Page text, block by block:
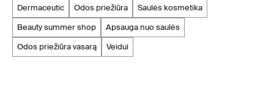
dermaceutic odos priežiūra
saulės kosmetika
beauty summer shop
apsauga nuo saulės
odos priežiūra vasarą
veidui